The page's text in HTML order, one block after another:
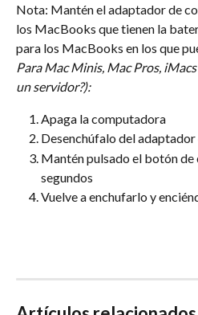
Nota: Mantén el adaptador de
los MacBooks que tienen la
para los MacBooks en los que
Para Mac Minis, Mac Pros,
un servidor?):
Apaga la computadora
Desenchúfalo del
Mantén pulsado el botón de
segundos
Vuelve a enchufarlo y